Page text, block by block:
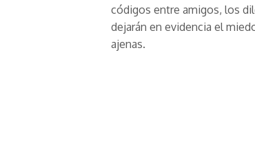
códigos entre amigos, los
dejarán en evidencia el
ajenas.